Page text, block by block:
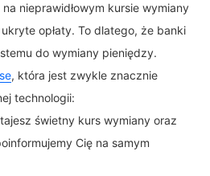
nieprawidłowym kursie wymiany
opłaty. To dlatego, że banki
do wymiany pieniędzy.
, która jest zwykle znacznie
technologii:
świetny kurs wymiany oraz
Cię na samym